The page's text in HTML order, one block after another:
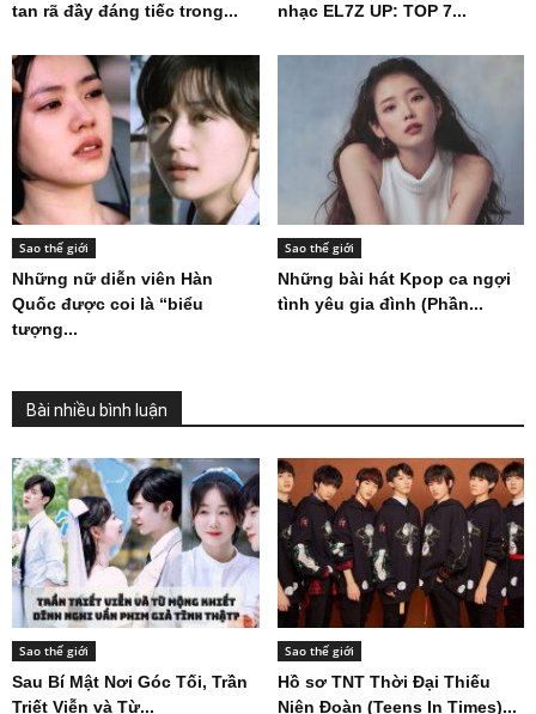
tan rã đầy đáng tiếc trong...
nhạc EL7Z UP: TOP 7...
Sao thế giới
Những nữ diễn viên Hàn
Quốc được coi là “biểu
tượng...
Sao thế giới
Những bài hát Kpop ca ngợi
tình yêu gia đình (Phần...
Bài nhiều bình luận
Sao thế giới
Sau Bí Mật Nơi Góc Tối, Trần
Triết Viễn và Từ...
Sao thế giới
Hồ sơ TNT Thời Đại Thiếu
Niên Đoàn (Teens In Times)...